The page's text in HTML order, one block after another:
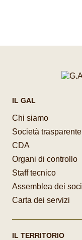
IL GAL
Chi siamo
Società trasparente
CDA
Organi di controllo
Staff tecnico
Assemblea dei soci
Carta dei servizi
IL TERRITORIO